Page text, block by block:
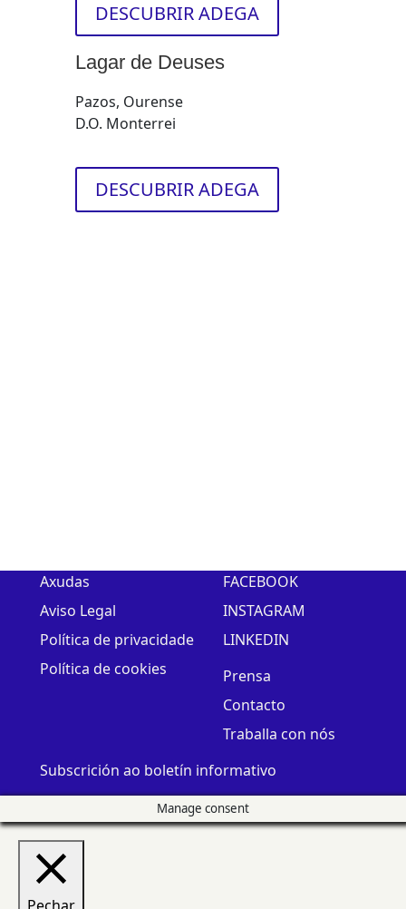
DESCUBRIR ADEGA
Lagar de Deuses
Pazos, Ourense
D.O. Monterrei
DESCUBRIR ADEGA
Axudas
Aviso Legal
Política de privacidade
Política de cookies
FACEBOOK
INSTAGRAM
LINKEDIN
Prensa
Contacto
Traballa con nós
Subscrición ao boletín informativo
Manage consent